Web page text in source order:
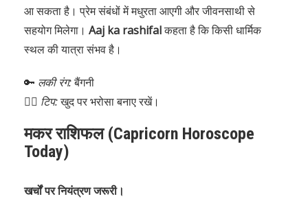
आ सकता है। प्रेम संबंधों में मधुरता आएगी और जीवनसाथी से
सहयोग मिलेगा। Aaj ka rashifalकहता है कि किसी धार्मिक
स्थल की यात्रा संभव है।
🔑 लकी रंग:बैंगनी
🧘‍♂️ टिप:खुद पर भरोसा बनाए रखें।
मकर राशिफल (Capricorn Horoscope
Today)
खर्चों पर नियंत्रण जरूरी।